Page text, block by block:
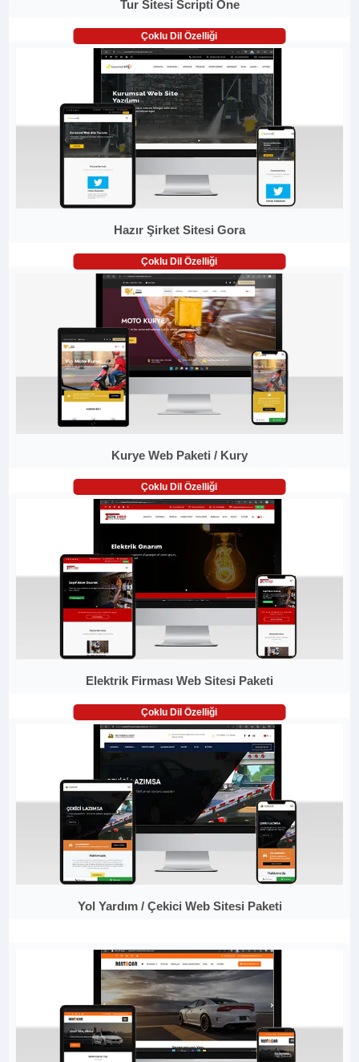
Tur Sitesi Scripti One
Çoklu Dil Özelliği
Hazır Şirket Sitesi Gora
Çoklu Dil Özelliği
Kurye Web Paketi / Kury
Çoklu Dil Özelliği
Elektrik Firması Web Sitesi Paketi
Çoklu Dil Özelliği
Yol Yardım / Çekici Web Sitesi Paketi